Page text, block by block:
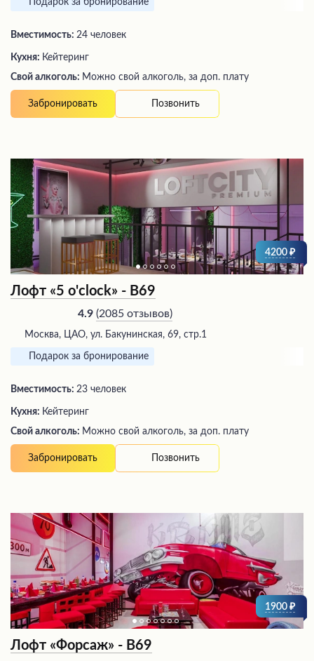
Подарок за бронирование
Вместимость: 24 человек
Кухня: Кейтеринг
Свой алкоголь: Можно свой алкоголь, за доп. плату
Забронировать Позвонить
4200
Лофт «5 o'clock» - В69
4.9 (2085 отзывов)
Москва, ЦАО, ул. Бакунинская, 69, стр.1
Подарок за бронирование
Вместимость: 23 человек
Кухня: Кейтеринг
Свой алкоголь: Можно свой алкоголь, за доп. плату
Забронировать Позвонить
1900
Лофт «Форсаж» - В69